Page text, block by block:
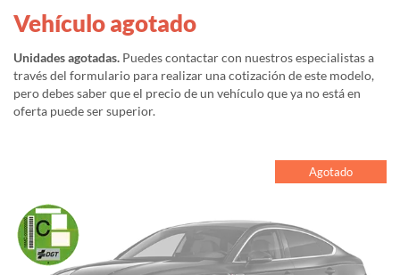
Vehículo agotado
Unidades agotadas. Puedes contactar con nuestros especialistas a
través del formulario para realizar una cotización de este modelo,
pero debes saber que el precio de un vehículo que ya no está en
oferta puede ser superior.
Agotado